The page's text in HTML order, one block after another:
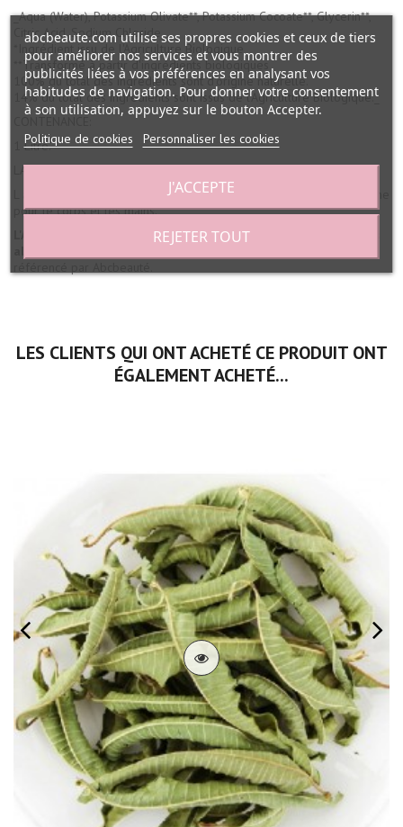
_Aqua (Water), Potassium Olivate**, Potassium Cocoate**, Glycerin**,
Citric Acid, Sodium Chloride.
*Ingrédient issu de l'Agriculture Biologique
**Transformé à partir d'ingrédients biologiques
100% du total des ingrédients sont d'origine naturelle.
14% du total des ingrédients sont issus de l'Agriculture Biologique._
1 Litre.
LABORATOIRE :
L artisan Savonnier Hygiène - France, spécialisé en produits d'hygiène
pour le corps et les mains.
L'Artisan Savonnier Hygiène Savon liquide sans parfum et sans
LES CLIENTS QUI ONT ACHETÉ CE PRODUIT ONT
ÉGALEMENT ACHETÉ...
abcbeaute.com utilise ses propres cookies et ceux de tiers
pour améliorer nos services et vous montrer des
publicités liées à vos préférences en analysant vos
habitudes de navigation. Pour donner votre consentement
à son utilisation, appuyez sur le bouton Accepter.
Politique de cookies Personnaliser les cookies
REJETER TOUT
J'ACCEPTE